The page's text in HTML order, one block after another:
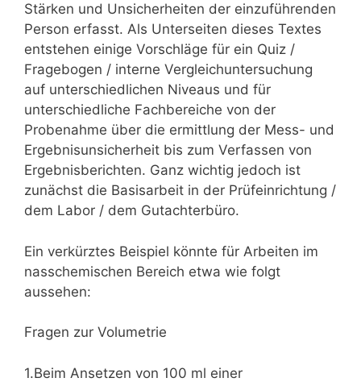
Stärken und Unsicherheiten der einzuführenden
Person erfasst. Als Unterseiten dieses Textes
entstehen einige Vorschläge für ein Quiz /
Fragebogen / interne Vergleichuntersuchung
auf unterschiedlichen Niveaus und für
unterschiedliche Fachbereiche von der
Probenahme über die ermittlung der Mess- und
Ergebnisunsicherheit bis zum Verfassen von
Ergebnisberichten. Ganz wichtig jedoch ist
zunächst die Basisarbeit in der Prüfeinrichtung /
dem Labor / dem Gutachterbüro.
Ein verkürztes Beispiel könnte für Arbeiten im
nasschemischen Bereich etwa wie folgt
aussehen:
Fragen zur Volumetrie
1.Beim Ansetzen von 100 ml einer